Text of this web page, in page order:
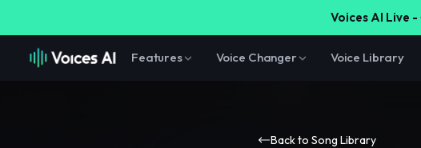
Voices AI Live -
Features Voice Changer Voice Library
Back to Song Library